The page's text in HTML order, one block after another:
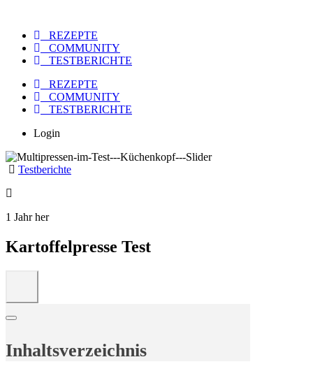
REZEPTE
COMMUNITY
TESTBERICHTE
REZEPTE
COMMUNITY
TESTBERICHTE
Login
Testberichte
1 Jahr her
Kartoffelpresse Test
Inhaltsverzeichnis